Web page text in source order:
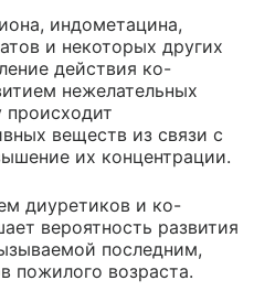
индометацина,
и некоторых других
действия ко-
нежелательных
происходит
веществ из связи с
их концентрации.
диуретиков и ко-
вероятность развития
последним,
пожилого возраста.